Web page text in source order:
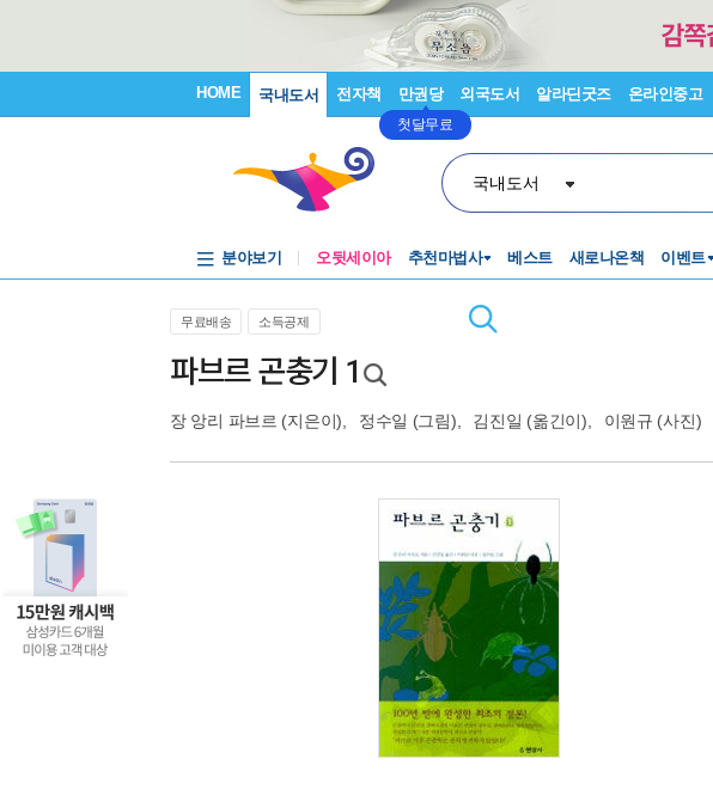
HOME 국내도서 전자책 만권당
첫달무료
외국도서 알라딘굿즈 온라인중고
국내도서
분야보기 오뒷세이아 추천마법사 베스트 새로나온책 이벤트
무료배송 소득공제
파브르 곤충기 1
장 앙리 파브르 (지은이), 정수일 (그림), 김진일 (옮긴이), 이원규 (사진)